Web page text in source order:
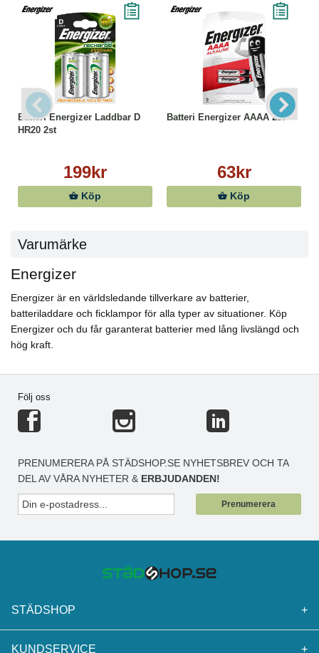
Batteri Energizer Laddbar D
HR20 2st
199kr
Köp
Batteri Energizer AAAA 2st
63kr
Köp
Varumärke
Energizer
Energizer är en världsledande tillverkare av batterier,
batteriladdare och ficklampor för alla typer av situationer. Köp
Energizer och du får garanterat batterier med lång livslängd och
hög kraft.
Följ oss
PRENUMERERA PÅ STÄDSHOP.SE NYHETSBREV OCH TA
DEL AV VÅRA NYHETER & ERBJUDANDEN!
Prenumerera
STÄDSHOP +
KUNDSERVICE +